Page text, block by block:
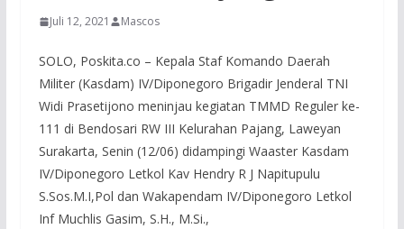
Juli 12, 2021 Mascos
SOLO, Poskita.co – Kepala Staf Komando Daerah
Militer (Kasdam) IV/Diponegoro Brigadir Jenderal TNI
Widi Prasetijono meninjau kegiatan TMMD Reguler ke-
111 di Bendosari RW III Kelurahan Pajang, Laweyan
Surakarta, Senin (12/06) didampingi Waaster Kasdam
IV/Diponegoro Letkol Kav Hendry R J Napitupulu
S.Sos.M.I,Pol dan Wakapendam IV/Diponegoro Letkol
Inf Muchlis Gasim, S.H., M.Si.,